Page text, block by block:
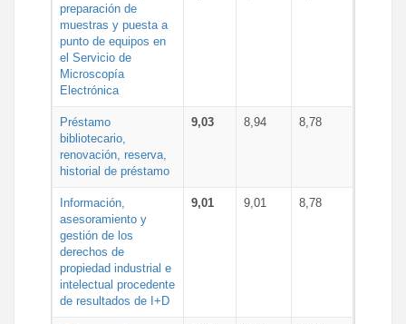
preparación de
muestras y puesta a
punto de equipos en
el Servicio de
Microscopía
Electrónica
Préstamo
bibliotecario,
renovación, reserva,
historial de préstamo
9,03 8,94 8,78
Información,
asesoramiento y
gestión de los
derechos de
propiedad industrial e
intelectual procedente
de resultados de I+D
9,01 9,01 8,78